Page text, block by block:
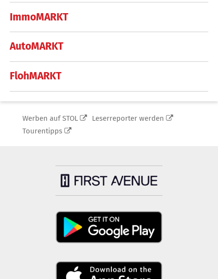
ImmoMARKT
AutoMARKT
FlohMARKT
Werben auf STOL
Leserreporter werden
Tourentipps